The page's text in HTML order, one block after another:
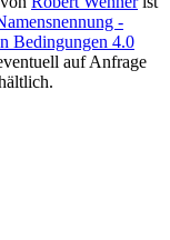
-
Bedingungen 4.0
auf Anfrage